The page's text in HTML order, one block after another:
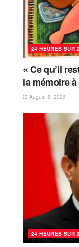
24 HEURES SUR
« Ce qu’il
la mémoire
August 5, 2026
24 HEURES SUR